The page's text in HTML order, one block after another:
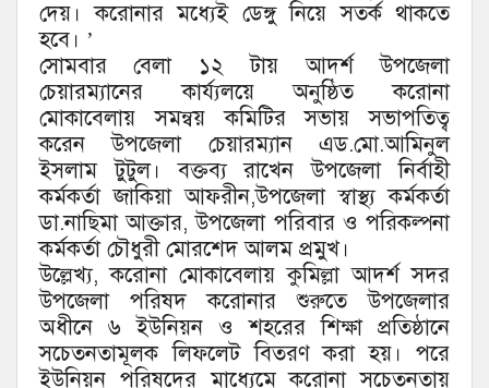
দেয়। করোনার মধ্যেই ডেঙ্গু নিয়ে সতর্ক থাকতে
হবে। ’
সোমবার বেলা ১২ টায় আদর্শ উপজেলা
চেয়ারম্যানের কার্য্যলয়ে অনুষ্ঠিত করোনা
মোকাবেলায় সমন্বয় কমিটির সভায় সভাপতিত্ব
করেন উপজেলা চেয়ারম্যান এড.মো.আমিনুল
ইসলাম টুটুল। বক্তব্য রাখেন উপজেলা নির্বাহী
কর্মকর্তা জাকিয়া আফরীন,উপজেলা স্বাস্থ্য কর্মকর্তা
ডা.নাছিমা আক্তার, উপজেলা পরিবার ও পরিকল্পনা
কর্মকর্তা চৌধুরী মোরশেদ আলম প্রমুখ।
উল্লেখ্য, করোনা মোকাবেলায় কুমিল্লা আদর্শ সদর
উপজেলা পরিষদ করোনার শুরুতে উপজেলার
অধীনে ৬ ইউনিয়ন ও শহরের শিক্ষা প্রতিষ্ঠানে
সচেতনতামূলক লিফলেট বিতরণ করা হয়। পরে
ইউনিয়ন পরিষদের মাধ্যেমে করোনা সচেতনতায়